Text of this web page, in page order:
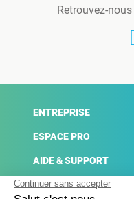
Retrouvez-
ENTREPRISE
ESPACE PRO
AIDE & SUPPORT
ACTUALITÉS